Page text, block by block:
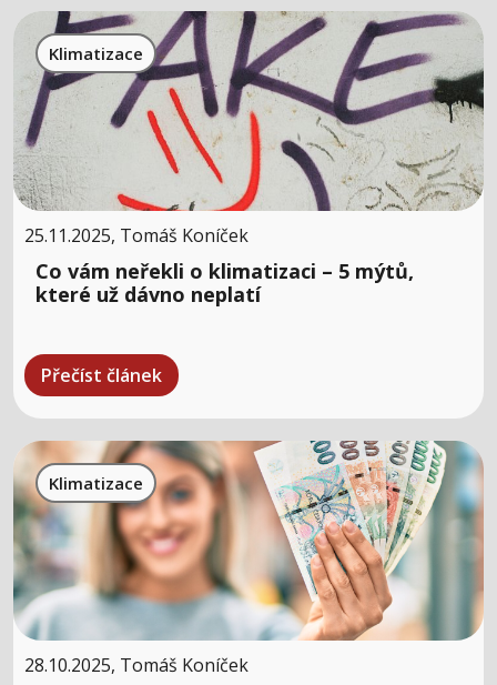
Klimatizace
25.11.2025, Tomáš Koníček
Co vám neřekli o klimatizaci – 5 mýtů,
které už dávno neplatí
Přečíst článek
Klimatizace
28.10.2025, Tomáš Koníček